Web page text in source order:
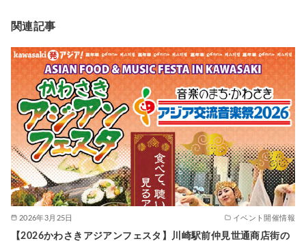
関連記事
2026年3月25日 イベント開催情報
【2026かわさきアジアンフェスタ】川崎駅前仲見世通商店街の